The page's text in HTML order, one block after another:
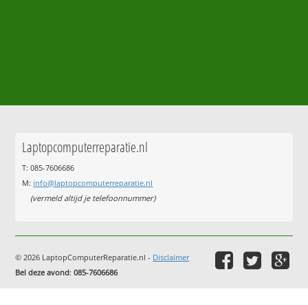
Laptopcomputerreparatie.nl
T: 085-7606686
M: info@laptopcomputerreparatie.nl
(vermeld altijd je telefoonnummer)
© 2026 LaptopComputerReparatie.nl - Disclaimer
Bel deze avond:085-7606686